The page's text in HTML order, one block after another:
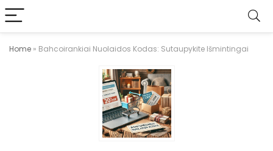
Home » Bahcoirankiai Nuolaidos Kodas: Sutaupykite Išmintingai